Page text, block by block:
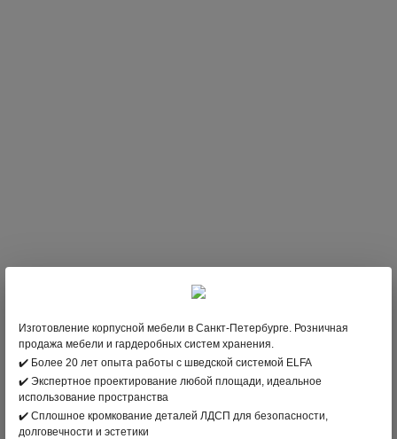
вернуться в раздел
ПРОИЗВОДИТЕЛЬ: , ШВЕЦИЯ
ЦВЕТ: БЕЛЫЙ
Изготовление корпусной мебели в Санкт-Петербурге. Розничная
продажа мебели и гардеробных систем хранения.
✔️ Более 20 лет опыта работы с шведской системой ELFA
✔️ Экспертное проектирование любой площади, идеальное
использование пространства
✔️ Сплошное кромкование деталей ЛДСП для безопасности,
долговечности и эстетики